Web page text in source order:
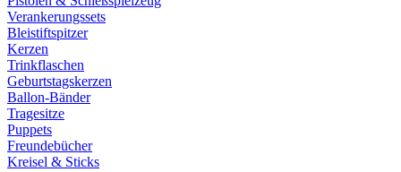
Verankerungssets
Bleistiftspitzer
Kerzen
Trinkflaschen
Geburtstagskerzen
Ballon-Bänder
Tragesitze
Puppets
Freundebücher
Kreisel & Sticks